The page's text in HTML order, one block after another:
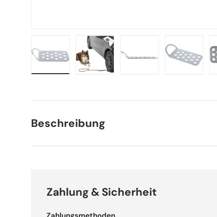
Beschreibung
Zahlung & Sicherheit